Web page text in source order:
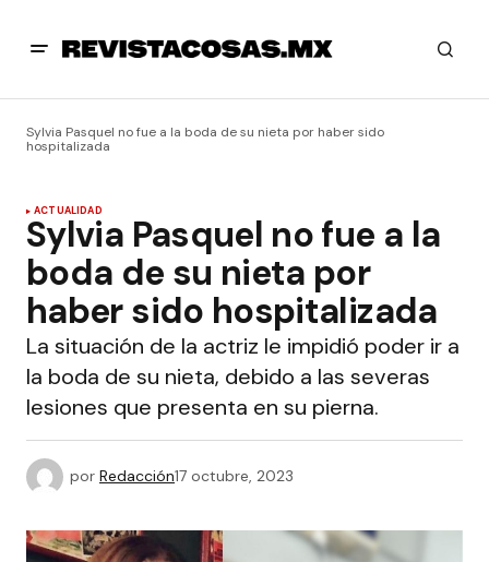
Sylvia Pasquel no fue a la boda de su nieta por haber sido
hospitalizada
ACTUALIDAD
Sylvia Pasquel no fue a la
boda de su nieta por
haber sido hospitalizada
La situación de la actriz le impidió poder ir a
la boda de su nieta, debido a las severas
lesiones que presenta en su pierna.
por Redacción17 octubre, 2023